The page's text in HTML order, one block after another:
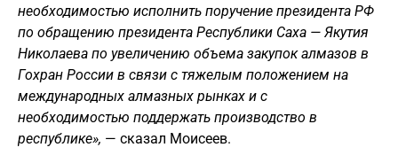
необходимостью исполнить поручение президента РФ
по обращению президента Республики Саха — Якутия
Николаева по увеличению объема закупок алмазов в
Гохран России в связи с тяжелым положением на
международных алмазных рынках и с
необходимостью поддержать производство в
республике», — сказал Моисеев.